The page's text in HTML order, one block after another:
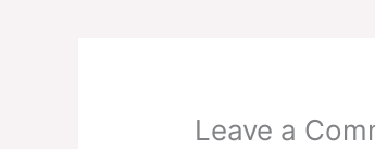
Leave a